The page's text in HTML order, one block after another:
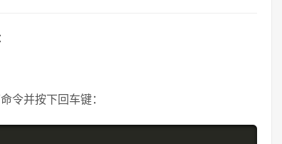
令并按下回车键：